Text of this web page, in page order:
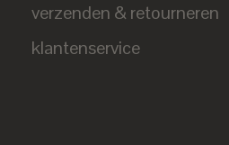
verzenden & retourneren
klantenservice